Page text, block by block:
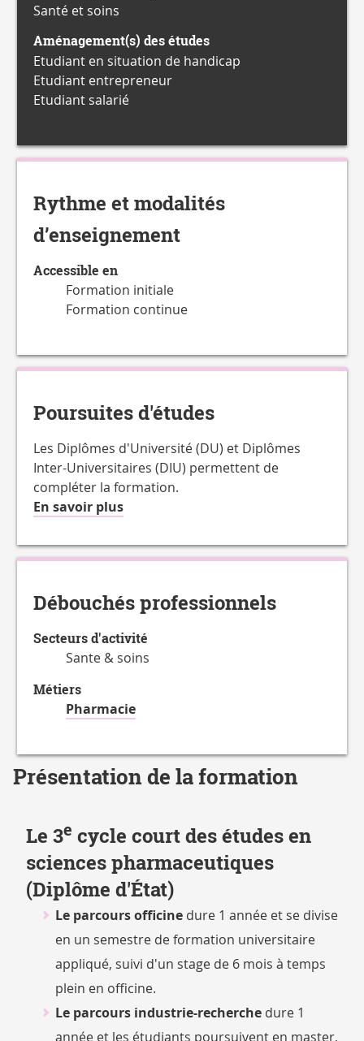
Santé et soins
Aménagement(s) des études
Etudiant en situation de handicap
Etudiant entrepreneur
Etudiant salarié
Rythme et modalités
d’enseignement
Accessible en
Formation initiale
Formation continue
Poursuites d'études
Les Diplômes d'Université (DU) et Diplômes
Inter-Universitaires (DIU) permettent de
compléter la formation.
En savoir plusà
de
la
de
hebdomadaire
Débouchés professionnels
Secteurs d'activité
Sante & soins
Métiers
Pharmacie
Présentation de la formation
Le 3e cycle court des études en
sciences pharmaceutiques
(Diplôme d'État)
Le parcours officinedure 1 année et se divise
en un semestre de formation universitaire
appliqué, suivi d'un stage de 6 mois à temps
plein en officine.
Le parcours industrie-recherchedure 1
année et les étudiants poursuivent en master,